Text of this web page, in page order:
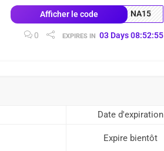
Afficher le code NA15
0 EXPIRES IN 03 Days 08:52:54
Date d'expiration
Expire bientôt